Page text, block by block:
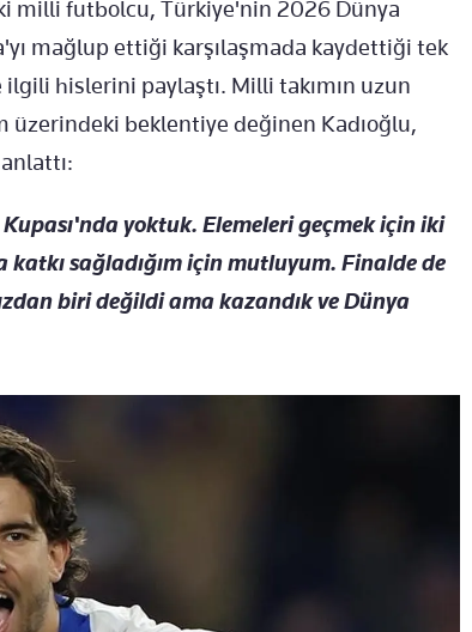
milli futbolcu, Türkiye'nin 2026 Dünya
mağlup ettiği karşılaşmada kaydettiği tek
hislerini paylaştı. Milli takımın uzun
üzerindeki beklentiye değinen Kadıoğlu,
Kupası'nda yoktuk. Elemeleri geçmek için iki
sağladığım için mutluyum. Finalde de
biri değildi ama kazandık ve Dünya